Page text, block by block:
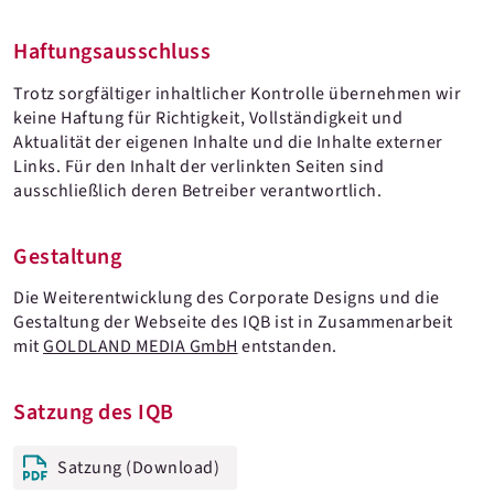
Haftungsausschluss
Trotz sorgfältiger inhaltlicher Kontrolle übernehmen wir
keine Haftung für Richtigkeit, Vollständigkeit und
Aktualität der eigenen Inhalte und die Inhalte externer
Links. Für den Inhalt der verlinkten Seiten sind
ausschließlich deren Betreiber verantwortlich.
Gestaltung
Die Weiterentwicklung des Corporate Designs und die
Gestaltung der Webseite des IQB ist in Zusammenarbeit
mitGOLDLAND MEDIA GmbH entstanden.
Satzung des IQB
Satzung (Download)